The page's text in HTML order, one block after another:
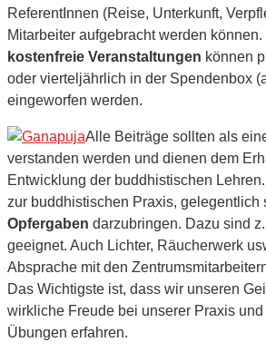
ReferentInnen (Reise, Unterkunft,
Mitarbeiter aufgebracht werden können.
kostenfreie Veranstaltungen können
oder vierteljährlich in der Spendenbox
eingeworfen werden.
Alle Beiträge sollten als
verstanden werden und dienen dem
Entwicklung der buddhistischen
zur buddhistischen Praxis, gelegentlich
Opfergaben darzubringen. Dazu sind
geeignet. Auch Lichter, Räucherwerk
Absprache mit den
Das Wichtigste ist, dass wir unseren
wirkliche Freude bei unserer Praxis
Übungen erfahren.